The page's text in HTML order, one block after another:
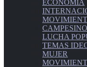
ECONOMÍA
LUCHA
TEMAS
MUJER